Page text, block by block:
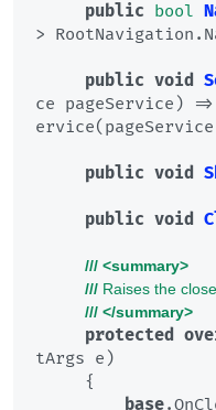
public bool
>
public void
ce pageService )
public void
public void
/// <summary>
/// Raises the
/// </summary>
protected
tArgs e )
base